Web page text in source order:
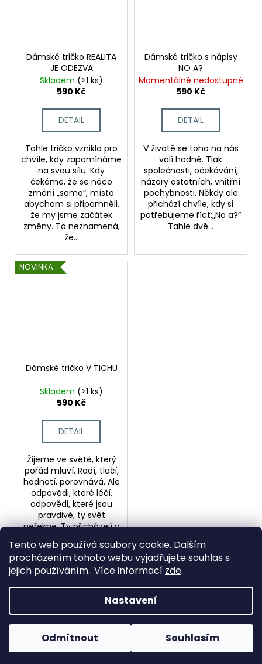
Tento web používá soubory cookie. Dalším
procházením tohoto webu vyjadřujete souhlas s
jejich používáním.. Více informací zde.
Nastavení
Odmítnout Souhlasím
Dámské tričko REALITA
JE ODEZVA
Skladem (>1 ks)
590 Kč
DETAIL
Tohle tričko vzniklo pro
chvíle, kdy zapomínáme
na svou sílu. Kdy
čekáme, že se něco
změní „samo“, místo
abychom si připomněli,
že my jsme začátek
změny. To neznamená,
že...
Dámské tričko s nápisy
NO A?
Momentálně nedostupné
590 Kč
DETAIL
V životě se toho na nás
valí hodně. Tlak
společnosti, očekávání,
názory ostatních, vnitřní
pochybnosti. Někdy ale
přichází chvíle, kdy si
potřebujeme říct:„No a?“
Tahle dvě...
NOVINKA
Dámské tričko V TICHU
Skladem (>1 ks)
590 Kč
DETAIL
Žijeme ve světě, který
pořád mluví. Radí, tlačí,
hodnotí, porovnává. Ale
odpovědi, které léčí,
odpovědi, které jsou
pravdivé, ty svět
neřekne. Ty přicházejí v
tichu. Tohle...
v
l
á
c
11položek celkem
á
a
Copyright 2026Obchod Báry Englischové. Všechna
práva vyhrazena.